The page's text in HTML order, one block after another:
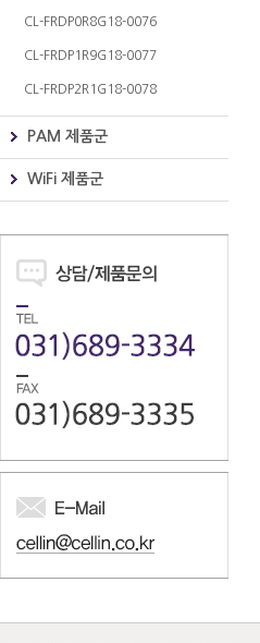
CL-FRDP0R8G18-0076
CL-FRDP1R9G18-0077
CL-FRDP2R1G18-0078
PAM 제품군
WiFi 제품군